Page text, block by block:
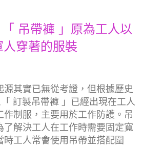
吊帶褲 」原為工人以
人穿著的服裝
源其實已無從考證，但根據歷史
訂製吊帶褲 」已經出現在工人
作制服，主要用於工作防護。吊
了解決工人在工作時需要固定寬
時工人常會使用吊帶並搭配圍